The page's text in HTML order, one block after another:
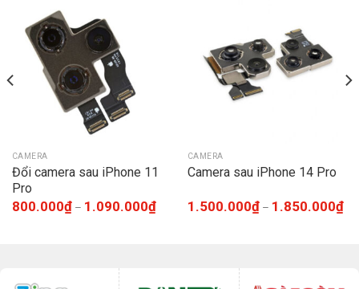
CAMERA
Đổi camera sau iPhone 11
Pro
800.000₫– 1.090.000₫
CAMERA
Camera sau iPhone 14 Pro
1.500.000₫– 1.850.000₫